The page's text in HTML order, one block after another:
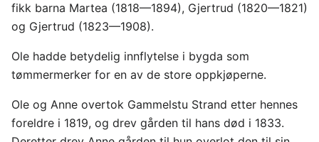
fikk barna Martea (1818—1894), Gjertrud (1820—1821)
og Gjertrud (1823—1908).
Ole hadde betydelig innflytelse i bygda som
tømmermerker for en av de store oppkjøperne.
Ole og Anne overtok Gammelstu Strand etter hennes
foreldre i 1819, og drev gården til hans død i 1833.